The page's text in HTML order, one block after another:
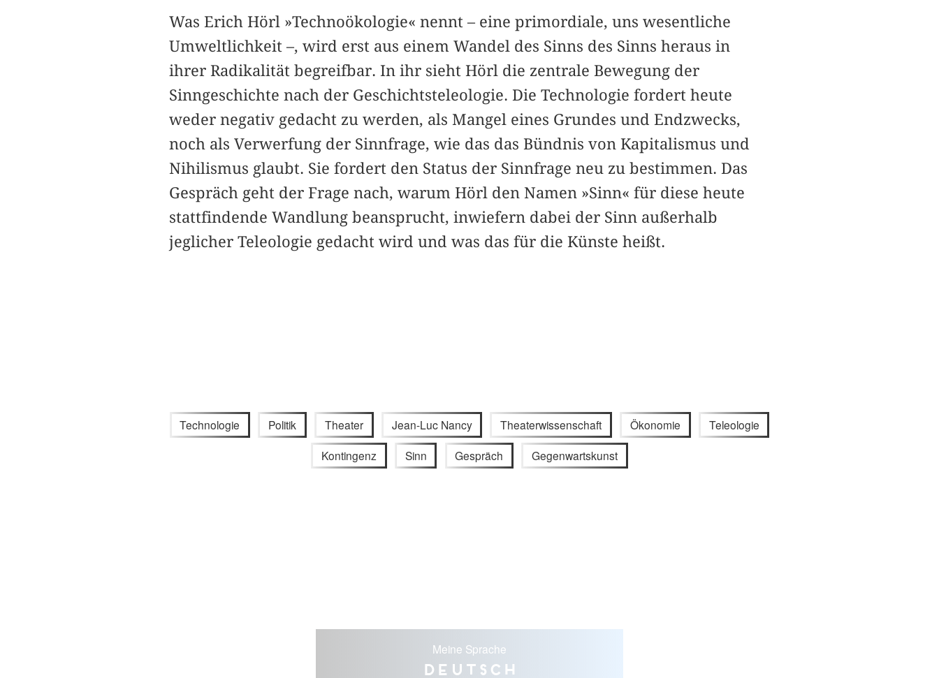
Was Erich Hörl »Technoökologie« nennt – eine primordiale, uns wesentliche
Umweltlichkeit –, wird erst aus einem Wandel des Sinns des Sinns heraus in
ihrer Radikalität begreifbar. In ihr sieht Hörl die zentrale Bewegung der
Sinngeschichte nach der Geschichtsteleologie. Die Technologie fordert heute
weder negativ gedacht zu werden, als Mangel eines Grundes und Endzwecks,
noch als Verwerfung der Sinnfrage, wie das das Bündnis von Kapitalismus und
Nihilismus glaubt. Sie fordert den Status der Sinnfrage neu zu bestimmen. Das
Gespräch geht der Frage nach, warum Hörl den Namen »Sinn« für diese heute
stattfindende Wandlung beansprucht, inwiefern dabei der Sinn außerhalb
jeglicher Teleologie gedacht wird und was das für die Künste heißt.
Technologie Politik Theater Jean-Luc Nancy Theaterwissenschaft Ökonomie Teleologie
Kontingenz Sinn Gespräch Gegenwartskunst
Meine Sprache
Deutsch